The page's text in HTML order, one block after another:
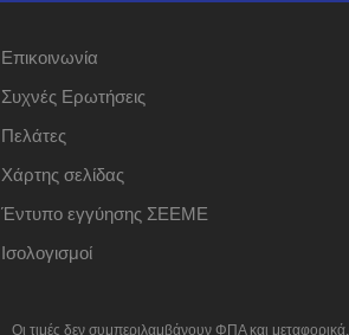
Επικοινωνία
Συχνές Ερωτήσεις
Πελάτες
Χάρτης σελίδας
Έντυπο εγγύησης ΣΕΕΜΕ
Ισολογισμοί
Οι τιμές δεν συμπεριλαμβάνουν ΦΠΑ και μεταφορικά.